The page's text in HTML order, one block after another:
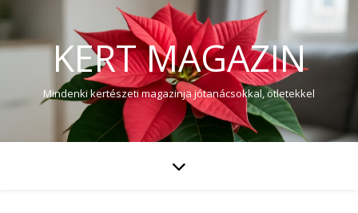
KERT MAGAZIN
Mindenki kertészeti magazinja jótanácsokkal, ötletekkel